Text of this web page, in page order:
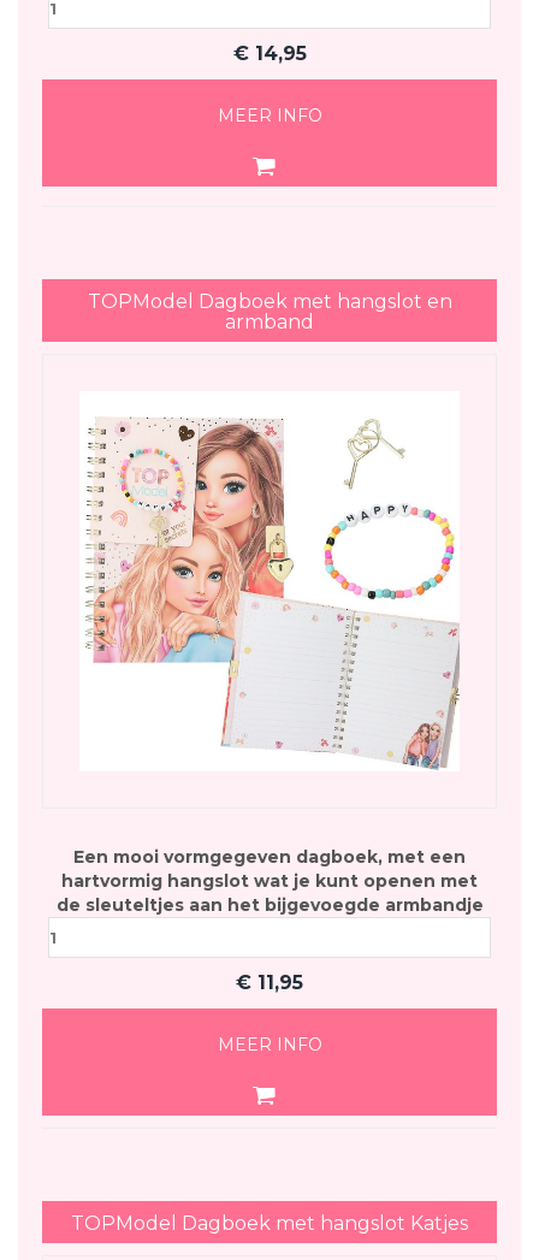
€ 14,95
MEER INFO
TOPModel Dagboek met hangslot en
armband
Een mooi vormgegeven dagboek, met een
hartvormig hangslot wat je kunt openen met
de sleuteltjes aan het bijgevoegde armbandje
€ 11,95
MEER INFO
TOPModel Dagboek met hangslot Katjes